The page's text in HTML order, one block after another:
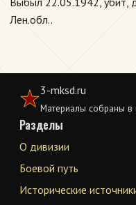
Лен.обл..
3-mksd.ru
Материалы собраны в
Разделы
О дивизии
Боевой путь
Исторические